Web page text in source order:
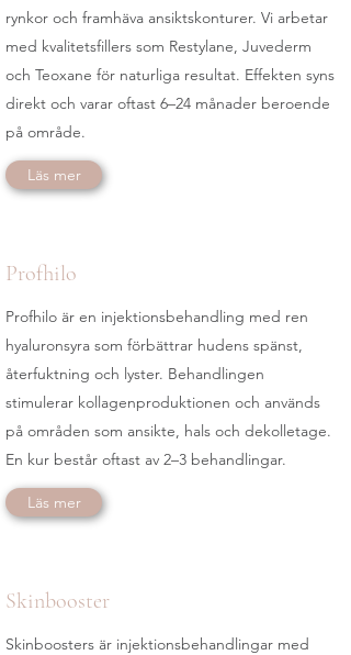
rynkor och framhäva ansiktskonturer. Vi arbetar
med kvalitetsfillers som Restylane, Juvederm
och Teoxane för naturliga resultat. Effekten syns
direkt och varar oftast 6–24 månader beroende
på område.
Läs mer
Profhilo
Profhilo är en injektionsbehandling med ren
hyaluronsyra som förbättrar hudens spänst,
återfuktning och lyster. Behandlingen
stimulerar kollagenproduktionen och används
på områden som ansikte, hals och dekolletage.
En kur består oftast av 2–3 behandlingar.
Läs mer
Skinbooster
Skinboosters är injektionsbehandlingar med